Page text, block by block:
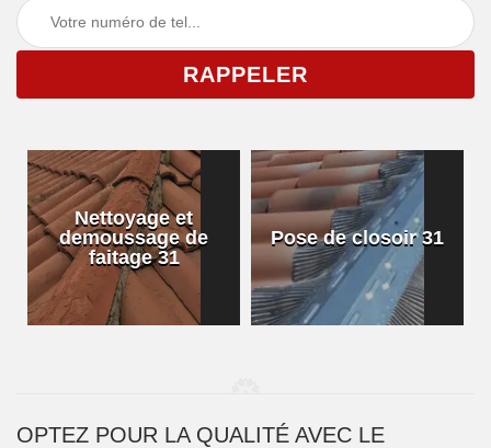
Nettoyage et
demoussage de
faitage 31
Pose de closoir 31
OPTEZ POUR LA QUALITÉ AVEC LE